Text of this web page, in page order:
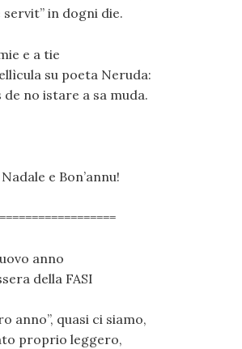
servit” in dogni die.
e a tie
su poeta Neruda:
de no istare a sa muda.
e Bon’annu!
anno
della FASI
anno”, quasi ci siamo,
proprio leggero,